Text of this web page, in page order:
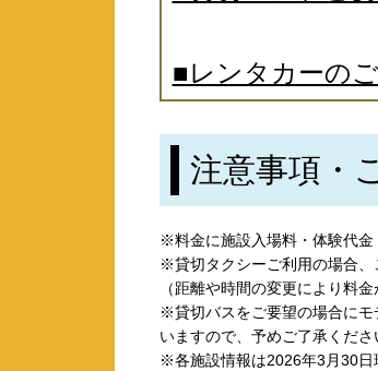
■レンタカーの
注意事項・
※料金に施設入場料・体験代金
※貸切タクシーご利用の場合、
（距離や時間の変更により料
※貸切バスをご要望の場合にモ
いますので、予めご了承くださ
※各施設情報は2026年3月30日